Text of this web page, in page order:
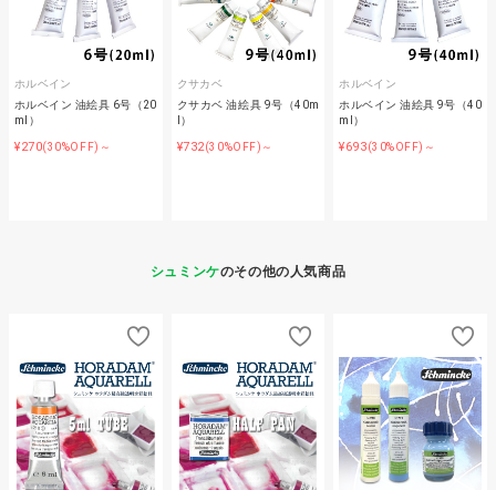
ホルベイン
ホルベイン 油絵具 6号（20
ml）
¥270(30%OFF)～
クサカベ
クサカベ 油絵具 9号（40m
l）
¥732(30%OFF)～
ホルベイン
ホルベイン 油絵具 9号（40
ml）
¥693(30%OFF)～
シュミンケのその他の人気商品